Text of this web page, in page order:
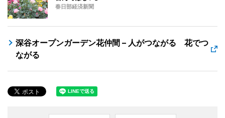
春日部経済新聞
深谷オープンガーデン花仲間 – 人がつながる 花でつ
ながる